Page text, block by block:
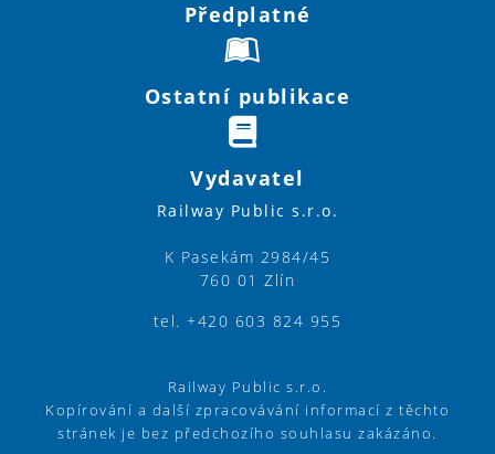
Předplatné
Ostatní publikace
Vydavatel
Railway Public s.r.o.
K Pasekám 2984/45
760 01 Zlín
tel. +420 603 824 955
Railway Public s.r.o.
Kopírování a další zpracovávání informací z těchto
stránek je bez předchozího souhlasu zakázáno.